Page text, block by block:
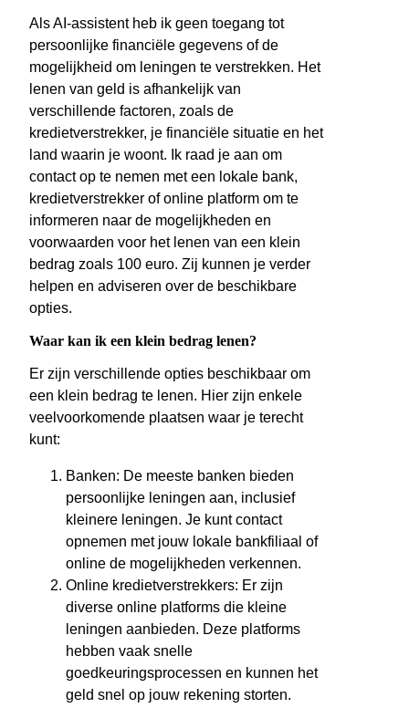
Als AI-assistent heb ik geen toegang tot
persoonlijke financiële gegevens of de
mogelijkheid om leningen te verstrekken. Het
lenen van geld is afhankelijk van
verschillende factoren, zoals de
kredietverstrekker, je financiële situatie en het
land waarin je woont. Ik raad je aan om
contact op te nemen met een lokale bank,
kredietverstrekker of online platform om te
informeren naar de mogelijkheden en
voorwaarden voor het lenen van een klein
bedrag zoals 100 euro. Zij kunnen je verder
helpen en adviseren over de beschikbare
opties.
Waar kan ik een klein bedrag lenen?
Er zijn verschillende opties beschikbaar om
een klein bedrag te lenen. Hier zijn enkele
veelvoorkomende plaatsen waar je terecht
kunt:
Banken: De meeste banken bieden
persoonlijke leningen aan, inclusief
kleinere leningen. Je kunt contact
opnemen met jouw lokale bankfiliaal of
online de mogelijkheden verkennen.
Online kredietverstrekkers: Er zijn
diverse online platforms die kleine
leningen aanbieden. Deze platforms
hebben vaak snelle
goedkeuringsprocessen en kunnen het
geld snel op jouw rekening storten.